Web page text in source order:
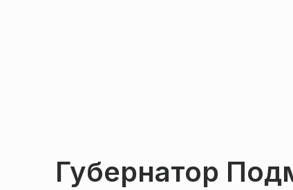
Губернатор